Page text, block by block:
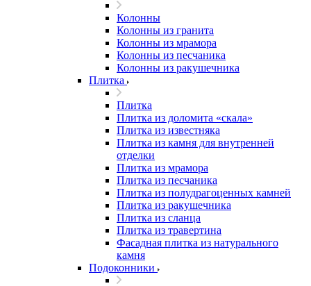
Колонны
Колонны из гранита
Колонны из мрамора
Колонны из песчаника
Колонны из ракушечника
Плитка
Плитка
Плитка из доломита «скала»
Плитка из известняка
Плитка из камня для внутренней
отделки
Плитка из мрамора
Плитка из песчаника
Плитка из полудрагоценных камней
Плитка из ракушечника
Плитка из сланца
Плитка из травертина
Фасадная плитка из натурального
камня
Подоконники